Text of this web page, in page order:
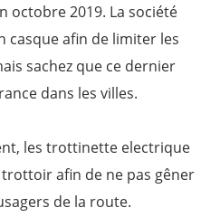
octobre 2019. La société
casque afin de limiter les
sachez que ce dernier
dans les villes.
les trottinette electrique
afin de ne pas gêner
de la route.